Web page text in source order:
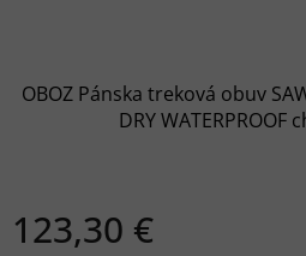
OBOZ Pánska treková obuv
DRY WATERPROOF
123,30 €